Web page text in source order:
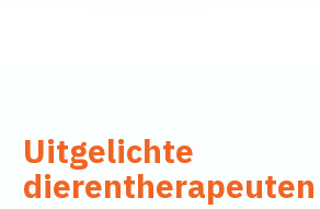
Uitgelichte
dierentherapeuten